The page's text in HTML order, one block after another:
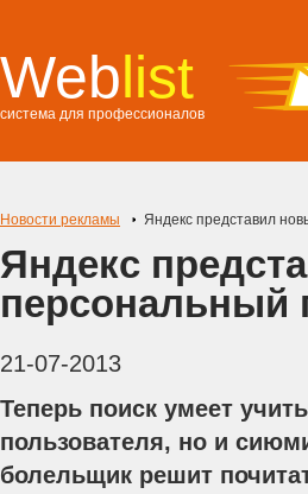
Weblist
система для профессионалов
Новости рекламы Яндекс представил
Яндекс
персональный
21-07-2013
Теперь поиск умеет
пользователя, но и
болельщик решит